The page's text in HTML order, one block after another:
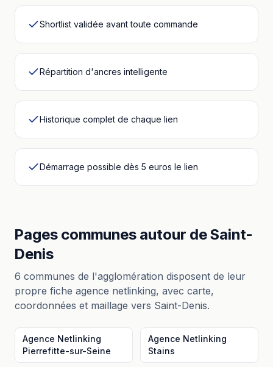
Shortlist validée avant toute commande
Répartition d'ancres intelligente
Historique complet de chaque lien
Démarrage possible dès 5 euros le lien
Pages communes autour deSaint-
Denis
6 communes de l'agglomération disposent de leur
propre fiche agence netlinking, avec carte,
coordonnées et maillage vers Saint-Denis.
Agence Netlinking
Pierrefitte-sur-Seine
Agence Netlinking
Stains